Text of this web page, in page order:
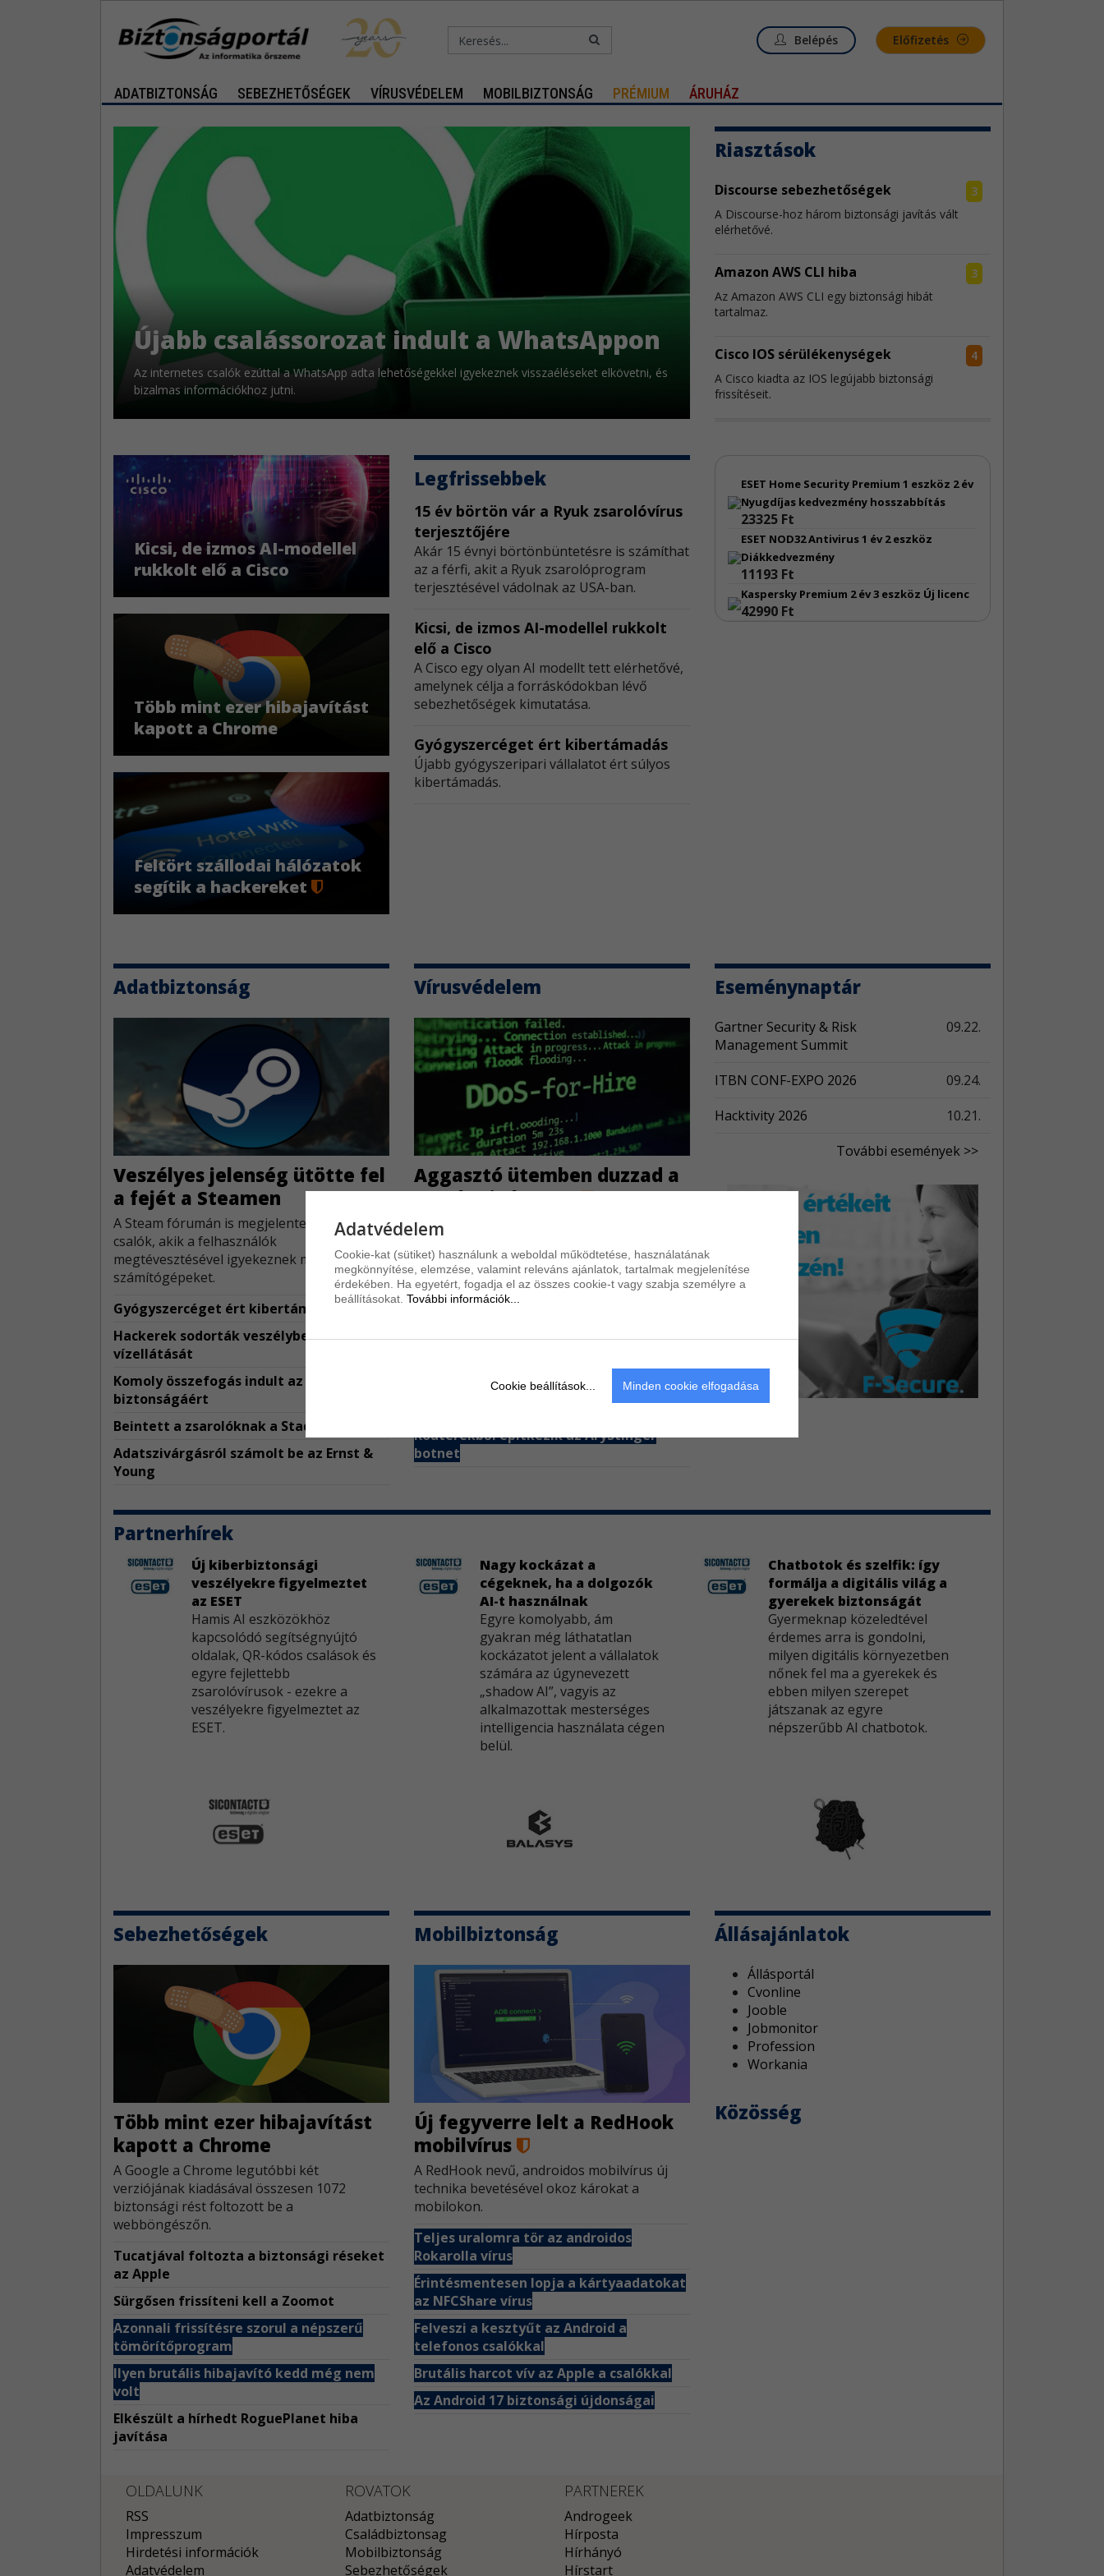
Belépés Előfizetés
ADATBIZTONSÁG SEBEZHETŐSÉGEK VÍRUSVÉDELEM MOBILBIZTONSÁG PRÉMIUM ÁRUHÁZ
Újabb csalássorozat indult a WhatsAppon
Az internetes csalók ezúttal a WhatsApp adta lehetőségekkel igyekeznek visszaéléseket elkövetni, és
bizalmas információkhoz jutni.
Riasztások
3
Discourse sebezhetőségek
A Discourse-hoz három biztonsági javítás vált
elérhetővé.
3
Amazon AWS CLI hiba
Az Amazon AWS CLI egy biztonsági hibát
tartalmaz.
4
Cisco IOS sérülékenységek
A Cisco kiadta az IOS legújabb biztonsági
frissítéseit.
Samsung alkalmazásfrissítések
A Samsung számos alkalmazásához adott ki
biztonsági frissítéseket.
Zyxel biztonsági hibajavítás
A Zyxel egy biztonsági javítást adott ki egyes
További riasztások >>
Kicsi, de izmos AI-modellel
rukkolt elő a Cisco
​Több mint ezer hibajavítást
kapott a Chrome
Feltört szállodai hálózatok
segítik a hackereket
Legfrissebbek
15 év börtön vár a Ryuk zsarolóvírus
terjesztőjére
​Akár 15 évnyi börtönbüntetésre is számíthat
az a férfi, akit a Ryuk zsarolóprogram
terjesztésével vádolnak az USA-ban.
Kicsi, de izmos AI-modellel rukkolt
elő a Cisco
A Cisco egy olyan AI modellt tett elérhetővé,
amelynek célja a forráskódokban lévő
sebezhetőségek kimutatása.
Gyógyszercéget ért kibertámadás
​Újabb gyógyszeripari vállalatot ért súlyos
kibertámadás.
ESET Home Security Premium 1 eszköz 2 év
Nyugdíjas kedvezmény hosszabbítás
23325 Ft
ESET NOD32 Antivirus 1 év 2 eszköz
Diákkedvezmény
11193 Ft
Kaspersky Premium 2 év 3 eszköz Új licenc
42990 Ft
Adatbiztonság
Veszélyes jelenség ütötte fel
a fejét a Steamen
A Steam fórumán is megjelentek azok a
csalók, akik a felhasználók
megtévesztésével igyekeznek megfertőzni
számítógépeket.
Gyógyszercéget ért kibertámadás
Hackerek sodorták veszélybe Minnesota
vízellátását
Komoly összefogás indult az AI
biztonságáért
Beintett a zsarolóknak a Stadler
Adatszivárgásról számolt be az Ernst &
Young
Vírusvédelem
Aggasztó ütemben duzzad a
Dysphoriabotnet
A Dysphoria nevű botnet egyre jelentősebb
méreteket ölt, és mind több támadásban jut
szerephez.
Zsarolóvírus jutott be az egyik Coca-Cola
cégbe
Lendületbe jött az ACR Stealer károkozó
adatlopó trójai
Kibertámadás bénította meg a taxizást
Routerekből építkezik az AryStinger
botnet
Eseménynaptár
Gartner Security & Risk
Management Summit
09.22.
ITBN CONF-EXPO 2026
09.24.
Hacktivity 2026
10.21.
További események >>
Partnerhírek
Új kiberbiztonsági
veszélyekre figyelmeztet
az ESET
Hamis AI eszközökhöz
kapcsolódó segítségnyújtó
oldalak, QR-kódos csalások és
egyre fejlettebb
zsarolóvírusok - ezekre a
veszélyekre figyelmeztet az
ESET.
Nagy kockázat a
cégeknek, ha a dolgozók
AI-t használnak
Egyre komolyabb, ám
gyakran még láthatatlan
kockázatot jelent a vállalatok
számára az úgynevezett
„shadow AI”, vagyis az
alkalmazottak mesterséges
intelligencia használata cégen
belül.
Chatbotok és szelfik: így
formálja a digitális világ a
gyerekek biztonságát
Gyermeknap közeledtével
érdemes arra is gondolni,
milyen digitális környezetben
nőnek fel ma a gyerekek és
ebben milyen szerepet
játszanak az egyre
népszerűbb AI chatbotok.
Sebezhetőségek
​Több mint ezer hibajavítást
kapott a Chrome
A Google a Chrome legutóbbi két
verziójának kiadásával összesen 1072
biztonsági rést foltozott be a
webböngészőn.
Tucatjával foltozta a biztonsági réseket
az Apple
Sürgősen frissíteni kell a Zoomot
Azonnali frissítésre szorul a népszerű
tömörítőprogram
Ilyen brutális hibajavító kedd még nem
volt
Elkészült a hírhedt RoguePlanet hiba
javítása
Mobilbiztonság
Új fegyverre lelt a RedHook
mobilvírus
A RedHook nevű, androidos mobilvírus új
technika bevetésével okoz károkat a
mobilokon.
Teljes uralomra tör az androidos
Rokarolla vírus
Érintésmentesen lopja a kártyaadatokat
az NFCShare vírus
Felveszi a kesztyűt az Android a
telefonos csalókkal
Brutális harcot vív az Apple a csalókkal
Az Android 17 biztonsági újdonságai
Állásajánlatok
Állásportál
Cvonline
Jooble
Jobmonitor
Profession
Workania
Közösség
OLDALUNK
RSS
Impresszum
Hirdetési információk
Adatvédelem
ROVATOK
Adatbiztonság
Családbiztonsag
Mobilbiztonság
Sebezhetőségek
PARTNEREK
Androgeek
Hírposta
Hírhányó
Hírstart
Adatvédelem
Cookie-kat (sütiket) használunk a weboldal működtetése, használatának
megkönnyítése, elemzése, valamint releváns ajánlatok, tartalmak megjelenítése
érdekében. Ha egyetért, fogadja el az összes cookie-t vagy szabja személyre a
beállításokat. További információk...
Cookie beállítások... Minden cookie elfogadása